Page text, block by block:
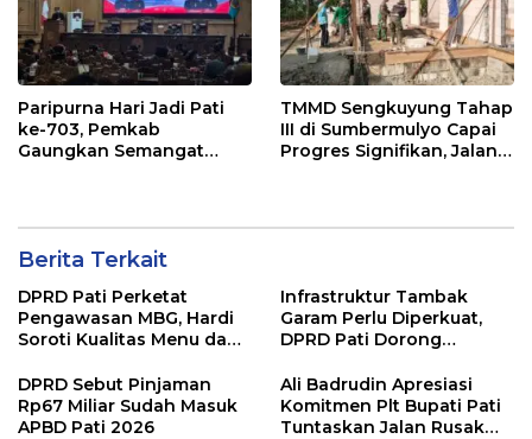
Paripurna Hari Jadi Pati
ke-703, Pemkab
Gaungkan Semangat
TMMD Sengkuyung Tahap
III di Sumbermulyo Capai
Progres Signifikan, Jalan
Berita Terkait
DPRD Pati Perketat
Pengawasan MBG, Hardi
Soroti Kualitas Menu dan
Infrastruktur Tambak
Garam Perlu Diperkuat,
DPRD Pati Dorong
Dukungan Lebih Serius
DPRD Sebut Pinjaman
Rp67 Miliar Sudah Masuk
APBD Pati 2026
Ali Badrudin Apresiasi
Komitmen Plt Bupati Pati
Tuntaskan Jalan Rusak